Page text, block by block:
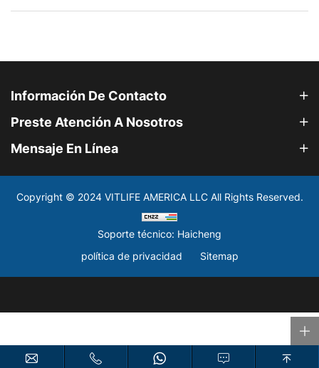
Información De Contacto
Preste Atención A Nosotros
Mensaje En Línea
Copyright © 2024 VITLIFE AMERICA LLC All Rights Reserved.
Soporte técnico: Haicheng
política de privacidad
Sitemap